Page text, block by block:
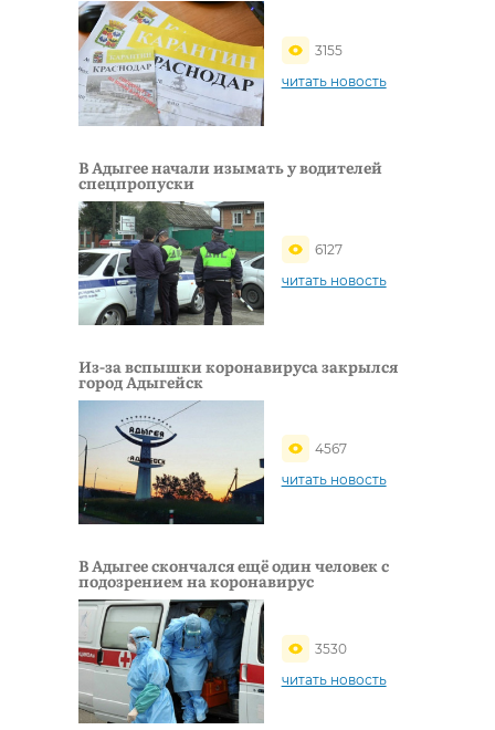
3155
читать новость
В Адыгее начали изымать у водителей
спецпропуски
6127
читать новость
Из-за вспышки коронавируса закрылся
город Адыгейск
4567
читать новость
В Адыгее скончался ещё один человек с
подозрением на коронавирус
3530
читать новость